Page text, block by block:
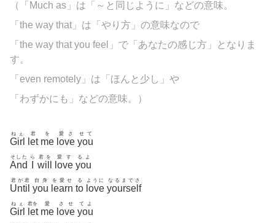
（「Much as」は「～と同じように」などの意味。
「the way that」は「やり方」の意味なので
「the way that you feel」で「あなたの感じ方」となりま
す。
「even remotely」は「ほんと少し」や
「わずかにも」などの意味。）
Girl
ねぇ
let
君
me
を
love
愛さ
you
せて
And
そした ら
will
君を
love
愛す
you
るよ
Until
君が君
you
自身
learn
を愛せ
to
る
love
ように
yourself
なるまでさ
Girl
ねぇ
let
君を
me
愛
love
させ
you
てよ